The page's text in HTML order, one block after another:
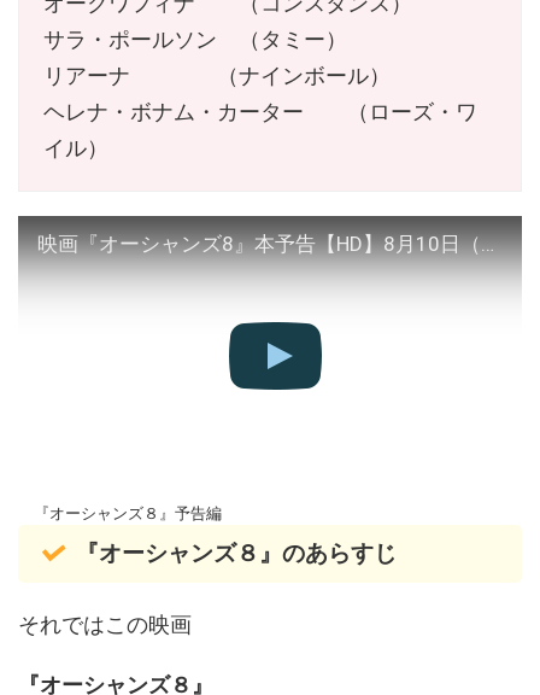
サラ・ポールソン （タミー）
リアーナ （ナインボール）
ヘレナ・ボナム・カーター （ローズ・ワ
イル）
映画『オーシャンズ8』本予告【HD】8月10日（金）公開
『オーシャンズ８』予告編
『オーシャンズ８』のあらすじ
それではこの映画
『オーシャンズ８』